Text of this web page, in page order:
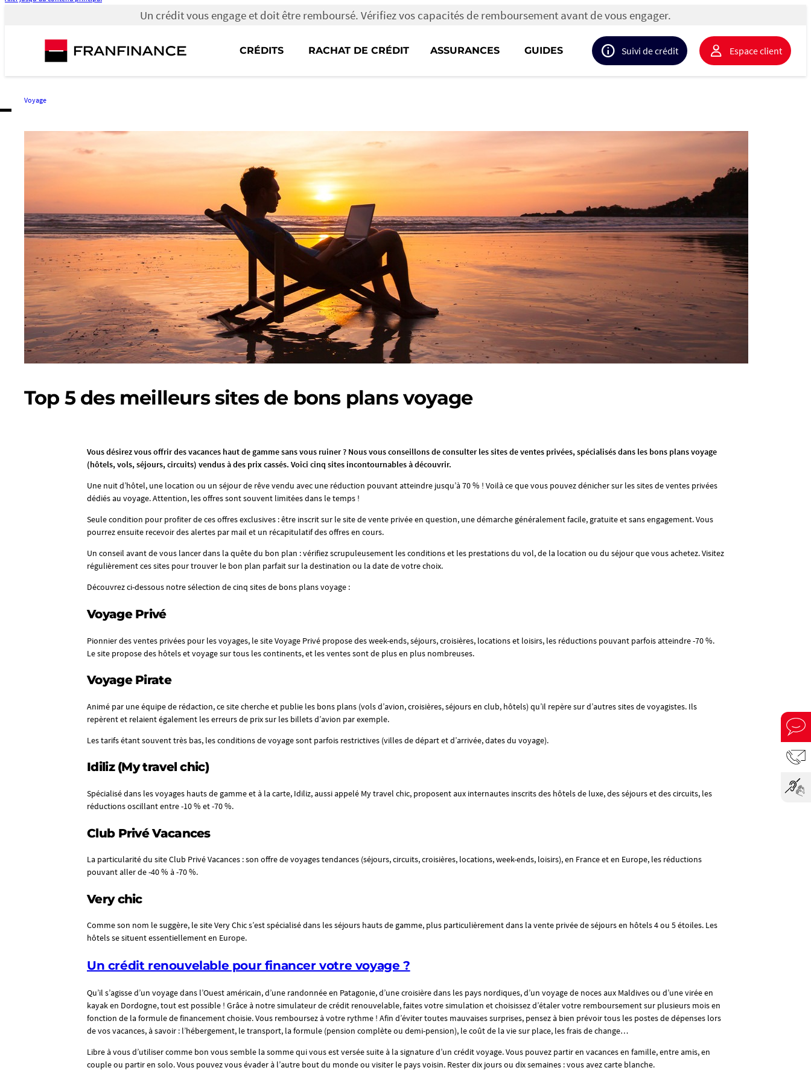
Un crédit vous engage et doit être remboursé. Vérifiez vos capacités de remboursement avant de vous engager.
doit
remboursé.
Vérifiez
avant
CRÉDITS RACHAT DE CRÉDIT ASSURANCES GUIDES Suivi de crédit Espace client
Voyage
Top 5 des meilleurs sites de bons plans voyage
Vous désirez vous offrir des vacances haut de gamme sans vous ruiner ? Nous vous conseillons de consulter les sites de ventes privées, spécialisés dans les bons plans voyage
(hôtels, vols, séjours, circuits) vendus à des prix cassés. Voici cinq sites incontournables à découvrir.
Une nuit d’hôtel, une location ou un séjour de rêve vendu avec une réduction pouvant atteindre jusqu’à 70 % ! Voilà ce que vous pouvez dénicher sur les sites de ventes privées
dédiés au voyage. Attention, les offres sont souvent limitées dans le temps !
Seule condition pour profiter de ces offres exclusives : être inscrit sur le site de vente privée en question, une démarche généralement facile, gratuite et sans engagement. Vous
pourrez ensuite recevoir des alertes par mail et un récapitulatif des offres en cours.
Un conseil avant de vous lancer dans la quête du bon plan : vérifiez scrupuleusement les conditions et les prestations du vol, de la location ou du séjour que vous achetez. Visitez
régulièrement ces sites pour trouver le bon plan parfait sur la destination ou la date de votre choix.
Découvrez ci-dessous notre sélection de cinq sites de bons plans voyage :
Voyage Privé
Pionnier des ventes privées pour les voyages, le site Voyage Privé propose des week-ends, séjours, croisières, locations et loisirs, les réductions pouvant parfois atteindre -70 %.
Le site propose des hôtels et voyage sur tous les continents, et les ventes sont de plus en plus nombreuses.
Voyage Pirate
Animé par une équipe de rédaction, ce site cherche et publie les bons plans (vols d’avion, croisières, séjours en club, hôtels) qu’il repère sur d’autres sites de voyagistes. Ils
repèrent et relaient également les erreurs de prix sur les billets d’avion par exemple.
Les tarifs étant souvent très bas, les conditions de voyage sont parfois restrictives (villes de départ et d’arrivée, dates du voyage).
Idiliz (My travel chic)
Spécialisé dans les voyages hauts de gamme et à la carte, Idiliz, aussi appelé My travel chic, proposent aux internautes inscrits des hôtels de luxe, des séjours et des circuits, les
réductions oscillant entre -10 % et -70 %.
Club Privé Vacances
La particularité du site Club Privé Vacances : son offre de voyages tendances (séjours, circuits, croisières, locations, week-ends, loisirs), en France et en Europe, les réductions
pouvant aller de -40 % à -70 %.
Very chic
Comme son nom le suggère, le site Very Chic s’est spécialisé dans les séjours hauts de gamme, plus particulièrement dans la vente privée de séjours en hôtels 4 ou 5 étoiles. Les
hôtels se situent essentiellement en Europe.
Un crédit renouvelable pour financer votre voyage ?
Qu’il s’agisse d’un voyage dans l’Ouest américain, d’une randonnée en Patagonie, d’une croisière dans les pays nordiques, d’un voyage de noces aux Maldives ou d’une virée en
kayak en Dordogne, tout est possible ! Grâce à notre simulateur de crédit renouvelable, faites votre simulation et choisissez d’étaler votre remboursement sur plusieurs mois en
fonction de la formule de financement choisie. Vous remboursez à votre rythme ! Afin d’éviter toutes mauvaises surprises, pensez à bien prévoir tous les postes de dépenses lors
de vos vacances, à savoir : l’hébergement, le transport, la formule (pension complète ou demi-pension), le coût de la vie sur place, les frais de change…
Libre à vous d’utiliser comme bon vous semble la somme qui vous est versée suite à la signature d’un crédit voyage. Vous pouvez partir en vacances en famille, entre amis, en
couple ou partir en solo. Vous pouvez vous évader à l’autre bout du monde ou visiter le pays voisin. Rester dix jours ou dix semaines : vous avez carte blanche.